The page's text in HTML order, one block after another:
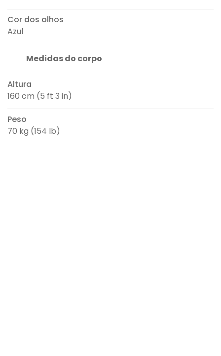
Cor dos olhos
Azul
Medidas do corpo
Altura
160 cm (5 ft 3 in)
Peso
70 kg (154 lb)